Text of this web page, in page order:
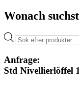
Wonach
Products
search
Anfrage:
Std Nivellierlöffel